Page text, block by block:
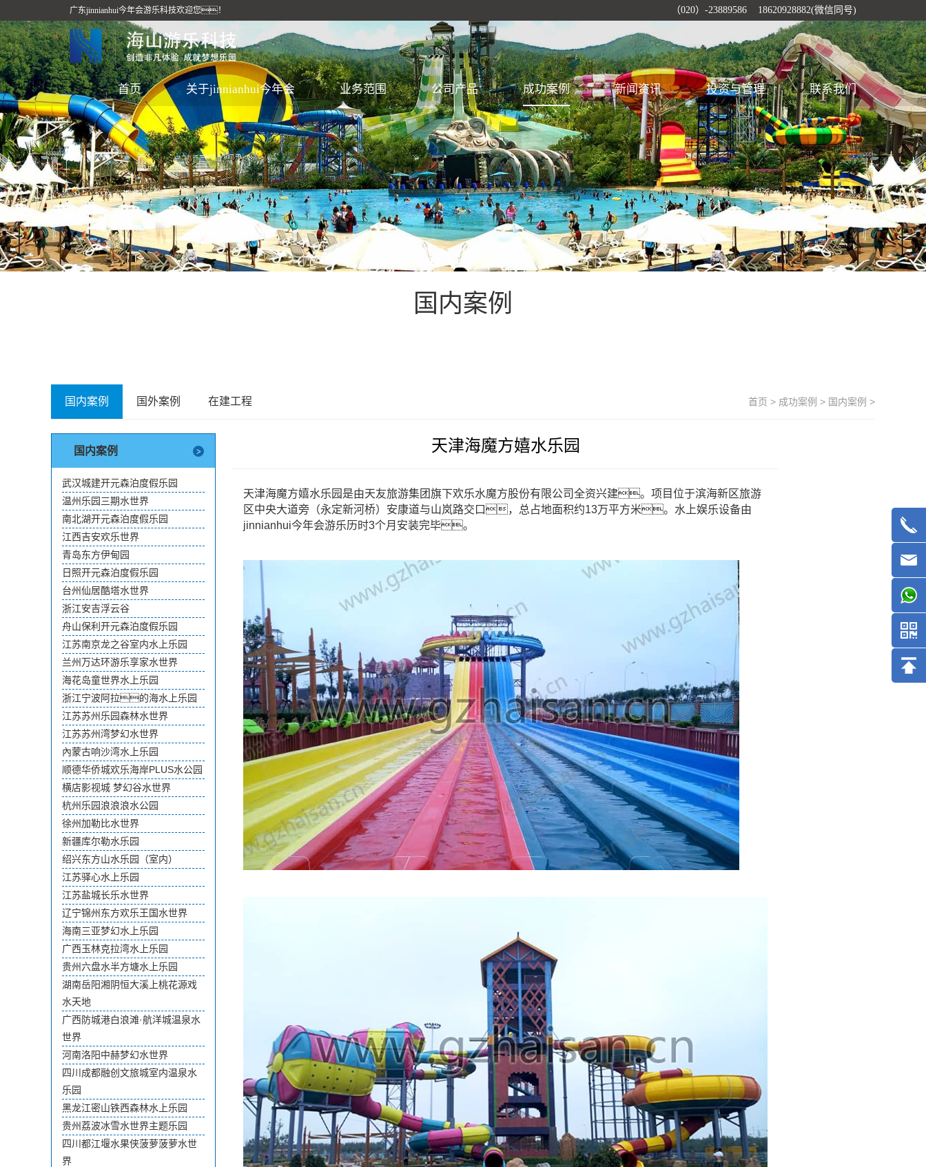
广东jinnianhui今年会游乐科技欢迎您！ （020）-23889586 18620928882(微信同号)
首页 关于jinnianhui今年会 业务范围 公司产品 成功案例 新闻资讯 投资与管理 联系我们
国内案例
首页 > 成功案例 > 国内案例 >
国内案例 国外案例 在建工程
国内案例
武汉城建开元森泊度假乐园
温州乐园三期水世界
南北湖开元森泊度假乐园
江西吉安欢乐世界
青岛东方伊甸园
日照开元森泊度假乐园
台州仙居酷塔水世界
浙江安吉浮云谷
舟山保利开元森泊度假乐园
江苏南京龙之谷室内水上乐园
兰州万达环游乐享家水世界
海花岛童世界水上乐园
浙江宁波阿拉的海水上乐园
江苏苏州乐园森林水世界
江苏苏州湾梦幻水世界
內蒙古响沙湾水上乐园
顺德华侨城欢乐海岸PLUS水公园
横店影视城 梦幻谷水世界
杭州乐园浪浪浪水公园
徐州加勒比水世界
新疆库尔勒水乐园
绍兴东方山水乐园（室内）
江苏驿心水上乐园
江苏盐城长乐水世界
辽宁锦州东方欢乐王国水世界
海南三亚梦幻水上乐园
广西玉林克拉湾水上乐园
贵州六盘水半方塘水上乐园
湖南岳阳湘阴恒大溪上桃花源戏
水天地
广西防城港白浪滩·航洋城温泉水
世界
河南洛阳中赫梦幻水世界
四川成都融创文旅城室内温泉水
乐园
黑龙江密山铁西森林水上乐园
贵州荔波冰雪水世界主题乐园
四川都江堰水果侠菠萝菠萝水世
界
天津海魔方嬉水乐园
天津海魔方嬉水乐园是由天友旅游集团旗下欢乐水魔方股份有限公司全资兴建。项目位于滨海新区旅游
区中央大道旁（永定新河桥）安康道与山岚路交口，总占地面积约13万平方米。水上娱乐设备由
jinnianhui今年会游乐历时3个月安装完毕。